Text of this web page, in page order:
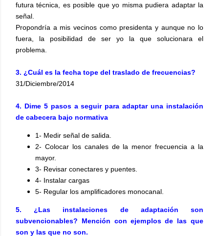
futura técnica, es posible que yo misma pudiera adaptar la
señal.
Propondría a mis vecinos como presidenta y aunque no lo
fuera, la posibilidad de ser yo la que solucionara el
problema.
3. ¿Cuál es la fecha tope del traslado de frecuencias?
31/Diciembre/2014
4. Dime 5 pasos a seguir para adaptar una instalación
de cabecera bajo normativa
1- Medir señal de salida.
2- Colocar los canales de la menor frecuencia a la
mayor.
3- Revisar conectares y puentes.
4- Instalar cargas
5- Regular los amplificadores monocanal.
5. ¿Las instalaciones de adaptación son
subvencionables? Mención con ejemplos de las que
son y las que no son.